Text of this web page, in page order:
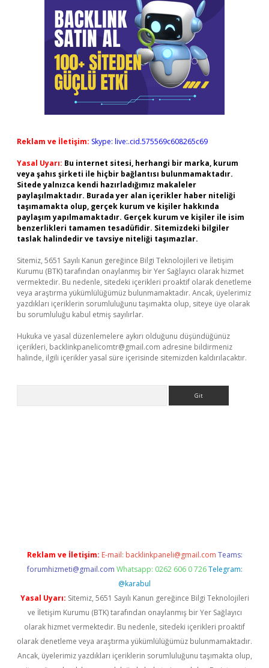
Reklam ve İletişim: Skype: live:.cid.575569c608265c69
Yasal Uyarı: Bu internet sitesi, herhangi bir marka, kurum
veya şahıs şirketi ile hiçbir bağlantısı bulunmamaktadır.
Sitede yalnızca kendi hazırladığımız makaleler
paylaşılmaktadır. Burada yer alan içerikler haber niteliği
taşımamakta olup, gerçek kurum ve kişiler hakkında
paylaşım yapılmamaktadır. Gerçek kurum ve kişiler ile isim
benzerlikleri tamamen tesadüfidir. Sitemizdeki bilgiler
taslak halindedir ve tavsiye niteliği taşımazlar.
Sitemiz, 5651 Sayılı Kanun gereğince Bilgi Teknolojileri ve İletişim
Kurumu (BTK) tarafından onaylanmış bir Yer Sağlayıcı olarak hizmet
vermektedir. Bu nedenle, sitedeki içerikleri proaktif olarak denetleme
veya araştırma yükümlülüğümüz bulunmamaktadır. Ancak, üyelerimiz
yazdıkları içeriklerin sorumluluğunu taşımakta olup, siteye üye olarak
bu sorumluluğu kabul etmiş sayılırlar.
Hukuka ve yasal düzenlemelere aykırı olduğunu düşündüğünüz
içerikleri, backlinkpanelicomtr@gmail.com adresine bildirmeniz
halinde, ilgili içerikler yasal süre içerisinde sitemizden kaldırılacaktır.
Reklam ve İletişim: E-mail: backlinkpaneli@gmail.com Teams:
forumhizmeti@gmail.com Whatsapp: 0262 606 0 726 Telegram:
@karabul
Yasal Uyarı: Sitemiz, 5651 Sayılı Kanun gereğince Bilgi Teknolojileri
ve İletişim Kurumu (BTK) tarafından onaylanmış bir Yer Sağlayıcı
olarak hizmet vermektedir. Bu nedenle, sitedeki içerikleri proaktif
olarak denetleme veya araştırma yükümlülüğümüz bulunmamaktadır.
Ancak, üyelerimiz yazdıkları içeriklerin sorumluluğunu taşımakta olup,